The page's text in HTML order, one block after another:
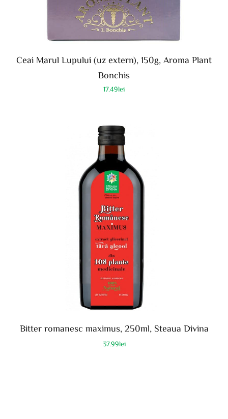
Ceai Marul Lupului (uz extern), 150g, Aroma Plant
Bonchis
17.49lei
Bitter romanesc maximus, 250ml, Steaua Divina
37.99lei